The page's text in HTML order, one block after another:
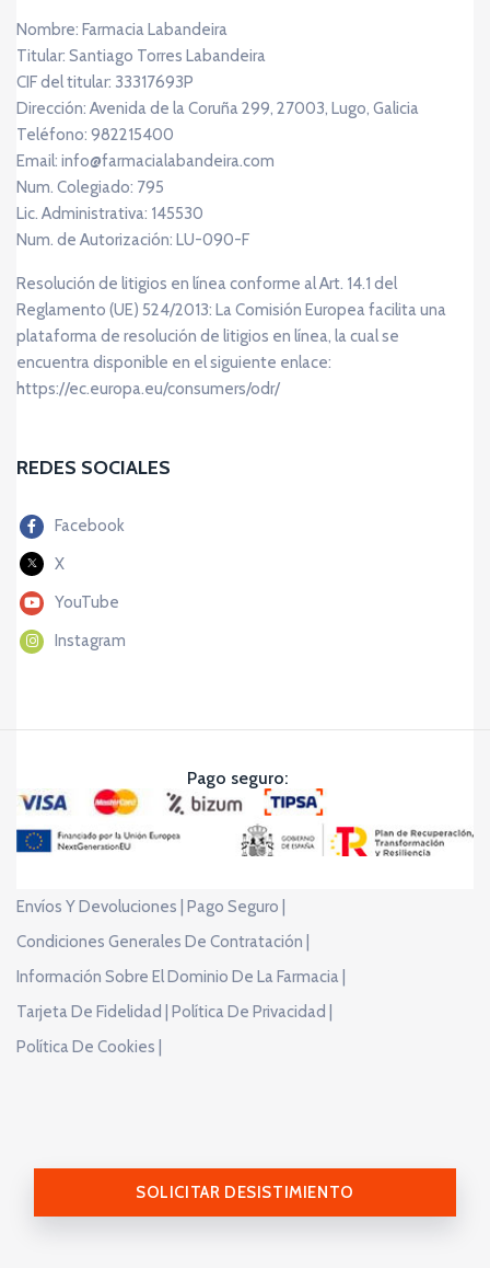
Nombre: Farmacia Labandeira
Titular: Santiago Torres Labandeira
CIF del titular: 33317693P
Dirección: Avenida de la Coruña 299, 27003, Lugo, Galicia
Teléfono: 982215400
Email: info@farmacialabandeira.com
Num. Colegiado: 795
Lic. Administrativa: 145530
Num. de Autorización: LU-090-F
Resolución de litigios en línea conforme al Art. 14.1 del
Reglamento (UE) 524/2013: La Comisión Europea facilita una
plataforma de resolución de litigios en línea, la cual se
encuentra disponible en el siguiente enlace:
https://ec.europa.eu/consumers/odr/
REDES SOCIALES
Facebook
X
YouTube
Instagram
Pago seguro:
Envíos Y Devoluciones |
Pago Seguro |
Condiciones Generales De Contratación |
Información Sobre El Dominio De La Farmacia |
Tarjeta De Fidelidad |
Política De Privacidad |
Política De Cookies |
SOLICITAR DESISTIMIENTO